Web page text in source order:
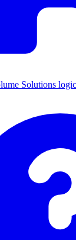
Solutions